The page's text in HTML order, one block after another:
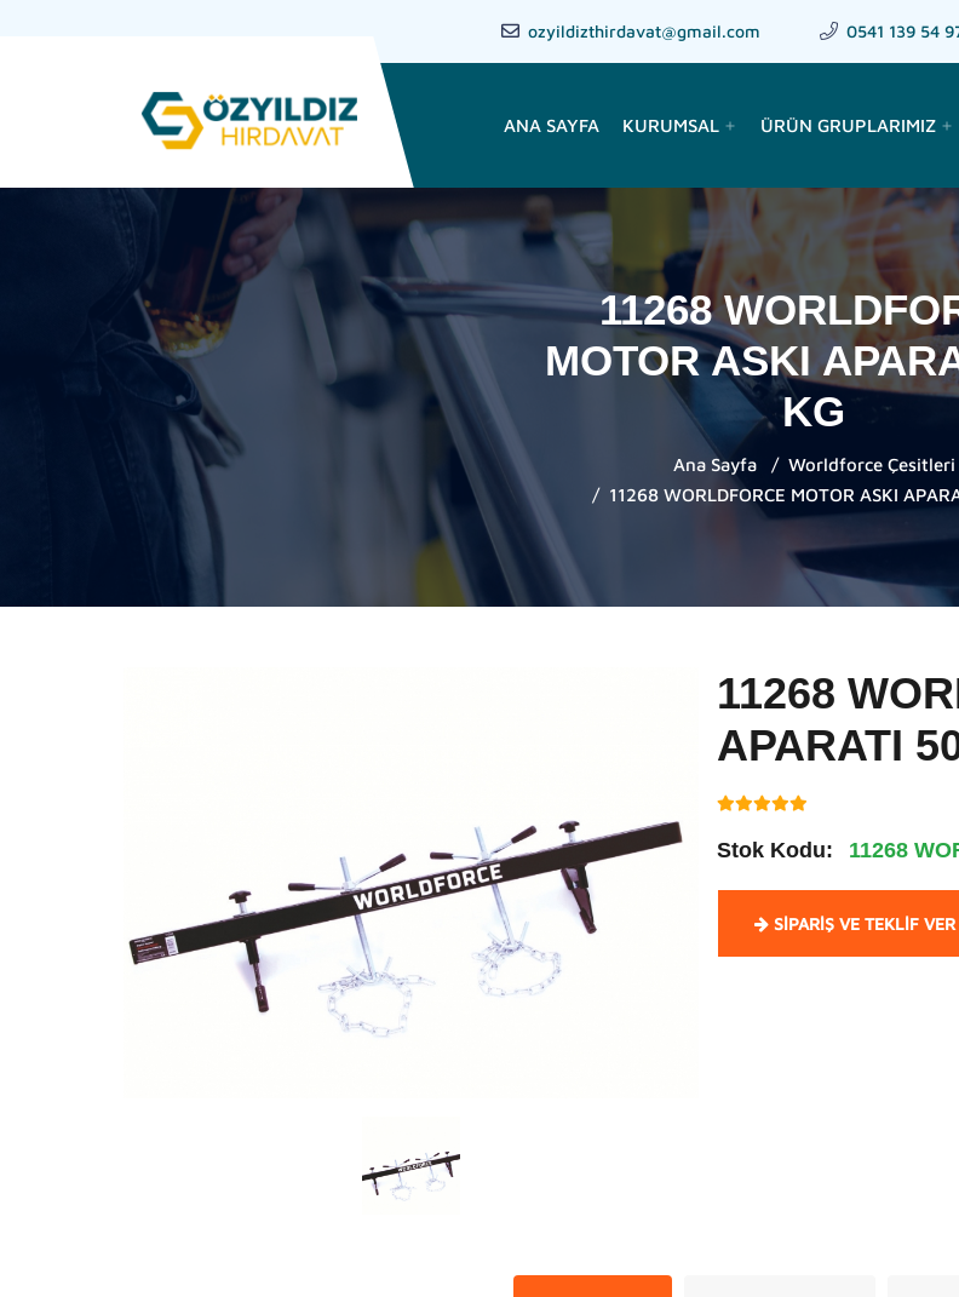
ozyildizthirdavat@gmail.com 0541 139 54
ANA SAYFA KURUMSAL add ÜRÜN GRUPLARIMIZ add
11268
MOTOR ASKI
KG
Ana Sayfa
Worldforce Çesitleri
11268 WORLDFORCE MOTOR ASKI
11268
APARATI
Stok Kodu: 11268
SIPARIŞ VE TEKLIF VER